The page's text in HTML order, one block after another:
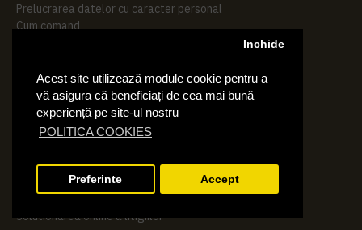
Acest site utilizează module cookie pentru a
vă asigura că beneficiați de cea mai bună
experiență pe site-ul nostru
POLITICA COOKIES
Inchide
Preferinte Accept
Prelucrarea datelor cu caracter personal
Cum comand
EXTRA
Contact
Returnari
Harta Site
Producatori
Solutionarea online a litigiilor